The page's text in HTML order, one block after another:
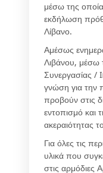
μέσω της
εκδήλωση
Λίβανο.
Αμέσως
Λιβάνου, μέσω
Συνεργασίας /
γνώση για την
προβούν στις
εντοπισμό και
ακεραιότητας
Για όλες τις
υλικά που
στις αρμόδιες